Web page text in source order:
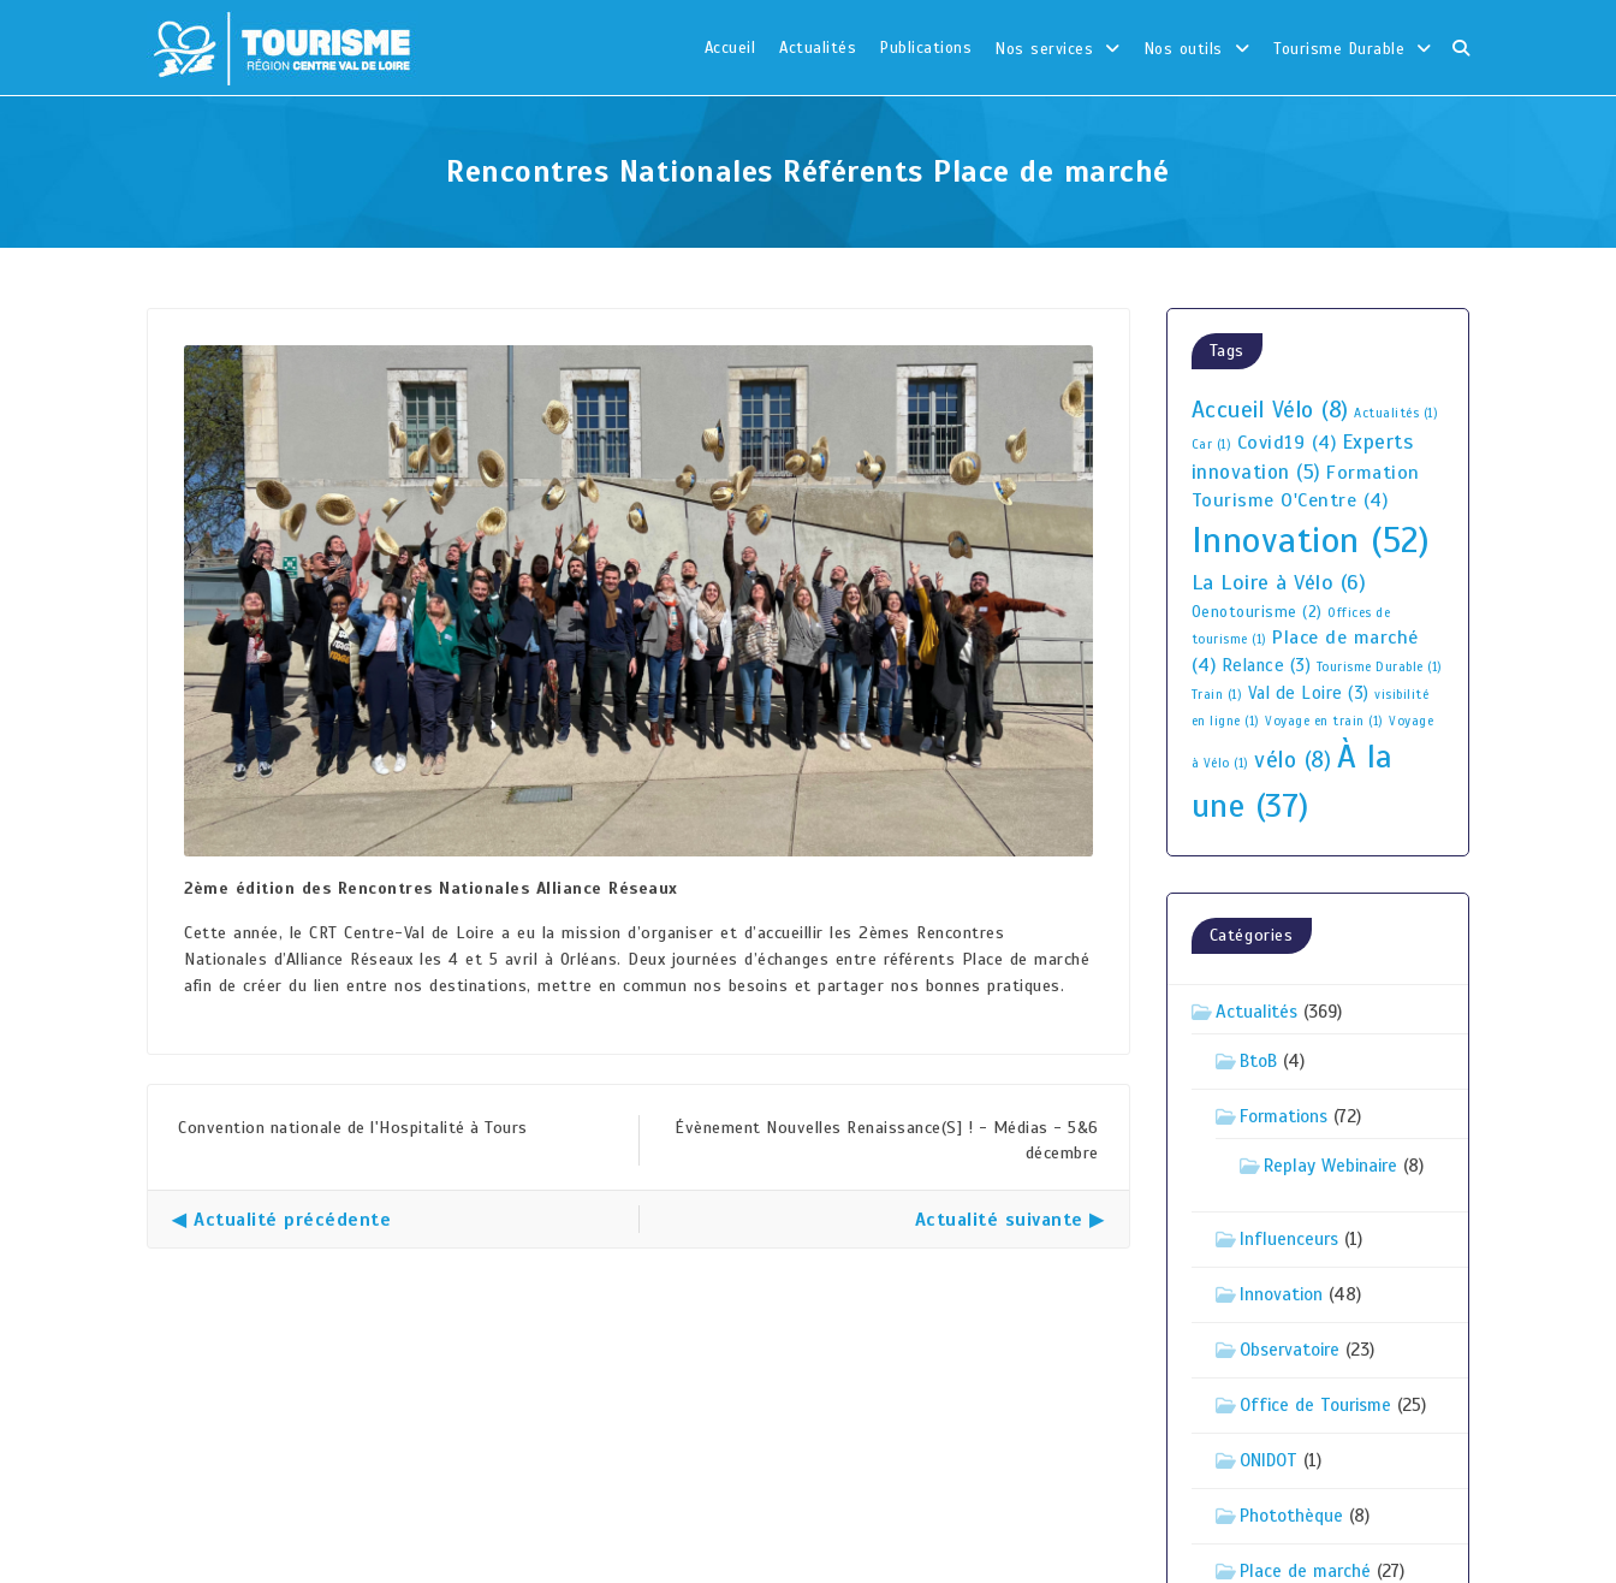
Accueil Actualités Publications Nos services Nos outils Tourisme Durable
Rencontres Nationales Référents Place de marché
2ème édition des Rencontres Nationales Alliance Réseaux
Cette année, le CRT Centre-Val de Loire a eu la mission d’organiser et d’accueillir les 2èmes Rencontres
Nationales d’Alliance Réseaux les 4 et 5 avril à Orléans. Deux journées d’échanges entre référents Place de marché
afin de créer du lien entre nos destinations, mettre en commun nos besoins et partager nos bonnes pratiques.
Convention nationale de l'Hospitalité à Tours
Évènement Nouvelles Renaissance(S] ! - Médias - 5&6
décembre
◀ Actualité précédente Actualité suivante ▶
Tags
Accueil Vélo (8) Actualités (1)
Car (1) Covid19 (4) Experts
innovation (5) Formation
Tourisme O'Centre (4)
Innovation (52)
La Loire à Vélo (6)
Oenotourisme (2) Offices de
tourisme (1) Place de marché
(4) Relance (3) Tourisme Durable (1)
Train (1) Val de Loire (3) visibilité
en ligne (1) Voyage en train (1) Voyage
à Vélo (1) vélo (8) À la
une (37)
Catégories
Actualités(369)
BtoB(4)
Formations(72)
Replay Webinaire (8)
Influenceurs(1)
Innovation (48)
Observatoire (23)
Office de Tourisme (25)
ONIDOT (1)
Photothèque (8)
Place de marché (27)